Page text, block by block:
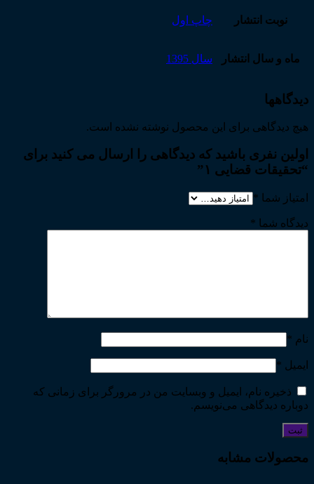
نوبت انتشار چاپ اول
ماه و سال انتشار سال 1395
دیدگاهها
هیچ دیدگاهی برای این محصول نوشته نشده است.
اولین نفری باشید که دیدگاهی را ارسال می کنید برای
“تحقیقات قضایی ۱”
امتیاز شما *
دیدگاه شما *
نام *
ایمیل *
ذخیره نام، ایمیل و وبسایت من در مرورگر برای زمانی که
دوباره دیدگاهی می‌نویسم.
محصولات مشابه